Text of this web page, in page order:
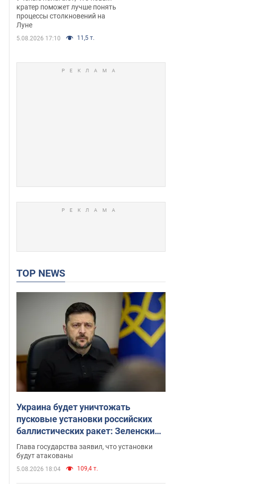
кратер поможет лучше понять
процессы столкновений на
Луне
5.08.2026 17:10 11,5 т.
TOP NEWS
Украина будет уничтожать
пусковые установки российских
баллистических ракет: Зеленский
провел заседание СНБО
Глава государства заявил, что установки
будут атакованы
5.08.2026 18:04 109,4 т.